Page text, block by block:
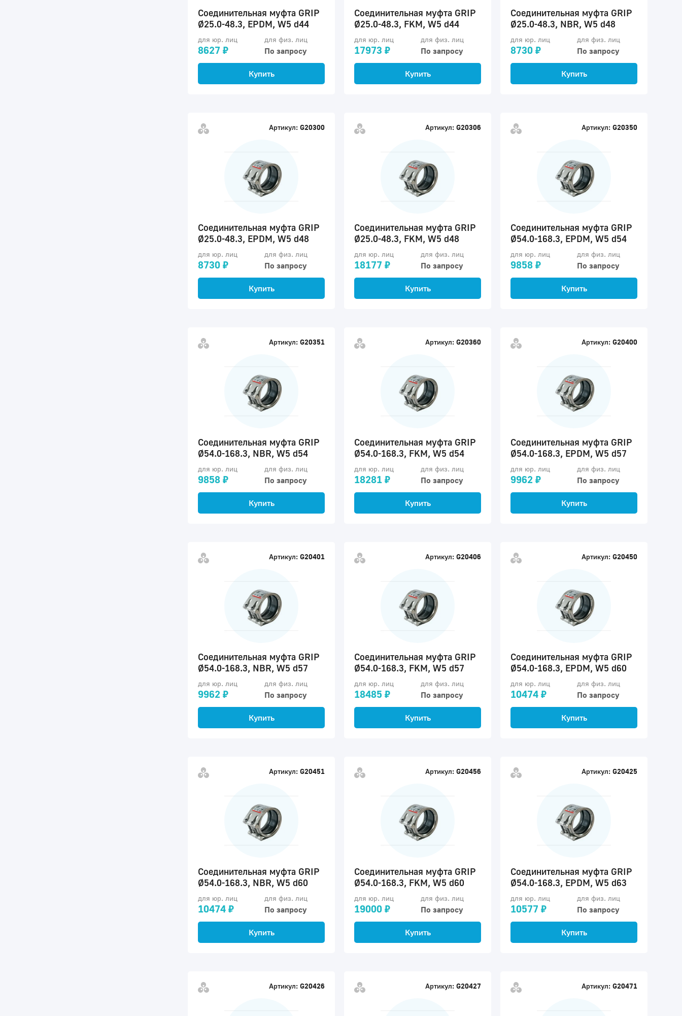
Соединительная муфта GRIP
Ø25.0-48.3, EPDM, W5 d44
для юр. лиц
8627 ₽
для физ. лиц
По запросу
Купить
Соединительная муфта GRIP
Ø25.0-48.3, FKM, W5 d44
для юр. лиц
17973 ₽
для физ. лиц
По запросу
Купить
Соединительная муфта GRIP
Ø25.0-48.3, NBR, W5 d48
для юр. лиц
8730 ₽
для физ. лиц
По запросу
Купить
Артикул: G20300
Соединительная муфта GRIP
Ø25.0-48.3, EPDM, W5 d48
для юр. лиц
8730 ₽
для физ. лиц
По запросу
Купить
Артикул: G20306
Соединительная муфта GRIP
Ø25.0-48.3, FKM, W5 d48
для юр. лиц
18177 ₽
для физ. лиц
По запросу
Купить
Артикул: G20350
Соединительная муфта GRIP
Ø54.0-168.3, EPDM, W5 d54
для юр. лиц
9858 ₽
для физ. лиц
По запросу
Купить
Артикул: G20351
Соединительная муфта GRIP
Ø54.0-168.3, NBR, W5 d54
для юр. лиц
9858 ₽
для физ. лиц
По запросу
Купить
Артикул: G20360
Соединительная муфта GRIP
Ø54.0-168.3, FKM, W5 d54
для юр. лиц
18281 ₽
для физ. лиц
По запросу
Купить
Артикул: G20400
Соединительная муфта GRIP
Ø54.0-168.3, EPDM, W5 d57
для юр. лиц
9962 ₽
для физ. лиц
По запросу
Купить
Артикул: G20401
Соединительная муфта GRIP
Ø54.0-168.3, NBR, W5 d57
для юр. лиц
9962 ₽
для физ. лиц
По запросу
Купить
Артикул: G20406
Соединительная муфта GRIP
Ø54.0-168.3, FKM, W5 d57
для юр. лиц
18485 ₽
для физ. лиц
По запросу
Купить
Артикул: G20450
Соединительная муфта GRIP
Ø54.0-168.3, EPDM, W5 d60
для юр. лиц
10474 ₽
для физ. лиц
По запросу
Купить
Артикул: G20451
Соединительная муфта GRIP
Ø54.0-168.3, NBR, W5 d60
для юр. лиц
10474 ₽
для физ. лиц
По запросу
Купить
Артикул: G20456
Соединительная муфта GRIP
Ø54.0-168.3, FKM, W5 d60
для юр. лиц
19000 ₽
для физ. лиц
По запросу
Купить
Артикул: G20425
Соединительная муфта GRIP
Ø54.0-168.3, EPDM, W5 d63
для юр. лиц
10577 ₽
для физ. лиц
По запросу
Купить
Артикул: G20426 Артикул: G20427 Артикул: G20471